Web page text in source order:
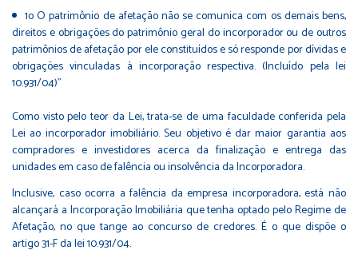
1o O patrimônio de afetação não se comunica com os demais bens,
direitos e obrigações do patrimônio geral do incorporador ou de outros
patrimônios de afetação por ele constituídos e só responde por dívidas e
obrigações vinculadas à incorporação respectiva. (Incluído pela lei
10.931/04)"
Como visto pelo teor da Lei, trata-se de uma faculdade conferida pela
Lei ao incorporador imobiliário. Seu objetivo é dar maior garantia aos
compradores e investidores acerca da finalização e entrega das
unidades em caso de falência ou insolvência da Incorporadora.
Inclusive, caso ocorra a falência da empresa incorporadora, está não
alcançará a Incorporação Imobiliária que tenha optado pelo Regime de
Afetação, no que tange ao concurso de credores. É o que dispõe o
artigo 31-F da lei 10.931/04.